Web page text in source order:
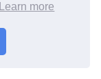
Learn more